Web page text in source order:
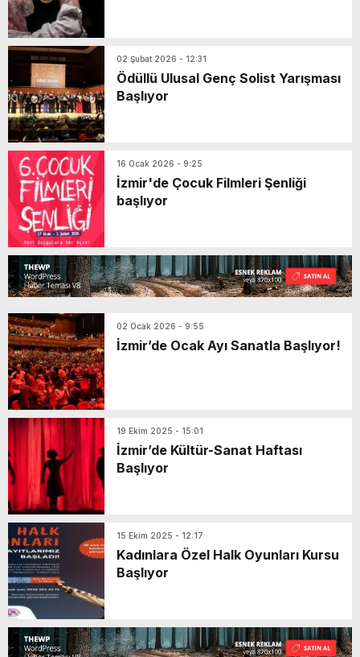
02 Şubat 2026 - 12:31
Ödüllü Ulusal Genç Solist Yarışması
Başlıyor
16 Ocak 2026 - 9:25
İzmir'de Çocuk Filmleri Şenliği
başlıyor
02 Ocak 2026 - 9:55
İzmir’de Ocak Ayı Sanatla Başlıyor!
19 Ekim 2025 - 15:01
İzmir’de Kültür-Sanat Haftası
Başlıyor
15 Ekim 2025 - 12:17
Kadınlara Özel Halk Oyunları Kursu
Başlıyor